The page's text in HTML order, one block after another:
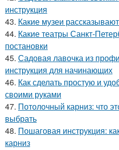
инструкция
43. Какие музеи
44. Какие театры Санкт-
постановки
45. Садовая лавочка из
инструкция для начинающих
46. Как сделать простую и
своими руками
47. Потолочный карниз: что
выбрать
48. Пошаговая инструкция:
карниз